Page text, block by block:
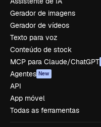
Gerador de imagens
Gerador de vídeos
Texto para voz
Conteúdo de stock
MCP para Claude/ChatGPT
Agentes New
API
App móvel
Todas as ferramentas